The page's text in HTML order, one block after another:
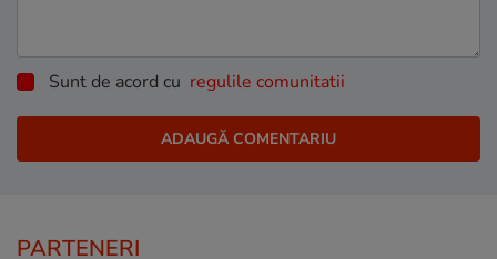
Sunt de acord cu regulile comunitatii
PARTENERI